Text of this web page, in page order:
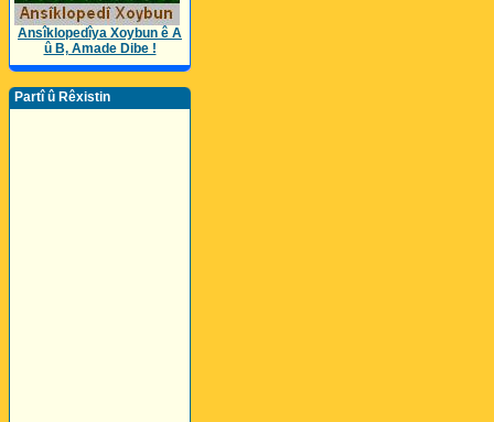
Ansîklopedîya Xoybun ê A
û B, Amade Dibe !
Partî û Rêxistin